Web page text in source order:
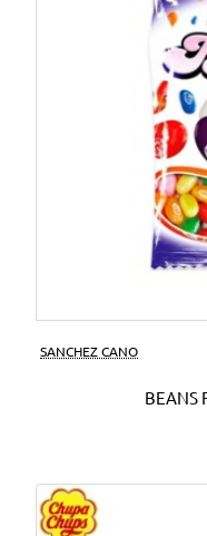
SANCHEZ CANO
BEANS